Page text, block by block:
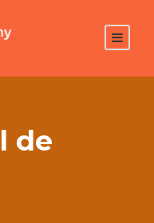
de